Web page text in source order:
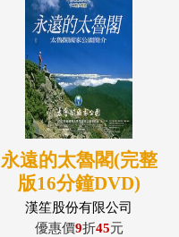
永遠的太魯閣(完整
版16分鐘DVD)
漢笙股份有限公司
優惠價9折45元